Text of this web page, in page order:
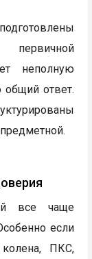
первичной
неполную
ответ.
все чаще
если
ПКС,